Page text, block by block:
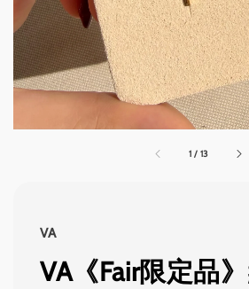
1 / 13
VA
VA《Fair限定品